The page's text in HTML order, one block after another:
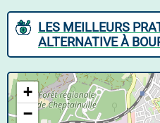
LES MEILLEURS
ALTERNATIVE À
+
−